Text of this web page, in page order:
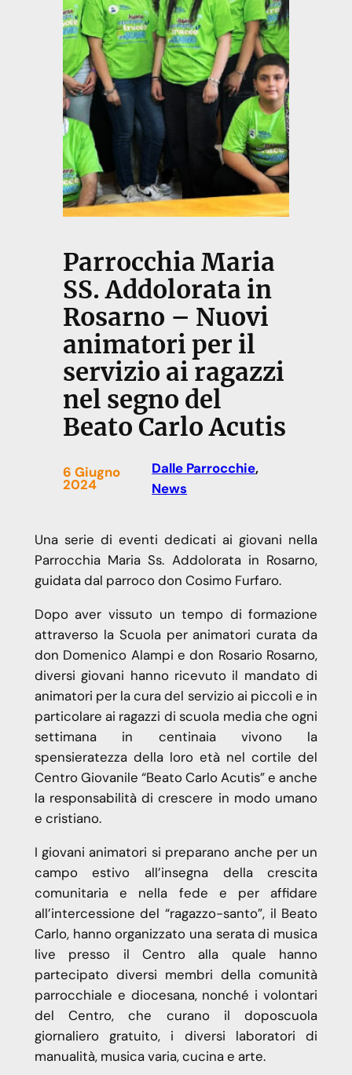
Parrocchia Maria
SS. Addolorata in
Rosarno – Nuovi
animatori per il
servizio ai ragazzi
nel segno del
Beato Carlo Acutis
6 Giugno
2024
Dalle Parrocchie
News
Una serie di eventi dedicati ai giovani nella
Parrocchia Maria Ss. Addolorata in Rosarno,
guidata dal parroco don Cosimo Furfaro.
Dopo aver vissuto un tempo di formazione
attraverso la Scuola per animatori curata da
don Domenico Alampi e don Rosario Rosarno,
diversi giovani hanno ricevuto il mandato di
animatori per la cura del servizio ai piccoli e in
particolare ai ragazzi di scuola media che ogni
settimana in centinaia vivono la
spensieratezza della loro età nel cortile del
Centro Giovanile “Beato Carlo Acutis” e anche
la responsabilità di crescere in modo umano
e cristiano.
I giovani animatori si preparano anche per un
campo estivo all’insegna della crescita
comunitaria e nella fede e per affidare
all’intercessione del “ragazzo-santo”, il Beato
Carlo, hanno organizzato una serata di musica
live presso il Centro alla quale hanno
partecipato diversi membri della comunità
parrocchiale e diocesana, nonché i volontari
del Centro, che curano il doposcuola
giornaliero gratuito, i diversi laboratori di
manualità, musica varia, cucina e arte.